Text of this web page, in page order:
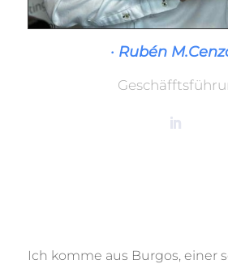
· Rubén
Ich komme aus Burgos, einer